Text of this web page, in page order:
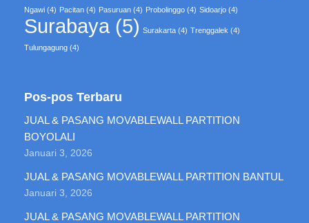
Ngawi (4) Pacitan (4) Pasuruan (4) Probolinggo (4) Sidoarjo (4)
Surabaya (5) Surakarta (4) Trenggalek (4)
Tulungagung (4)
Pos-pos Terbaru
JUAL & PASANG MOVABLEWALL PARTITION
BOYOLALI
Januari 3, 2026
JUAL & PASANG MOVABLEWALL PARTITION BANTUL
Januari 3, 2026
JUAL & PASANG MOVABLEWALL PARTITION